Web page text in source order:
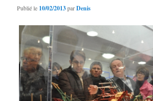
Publié le 10/02/2013parDenis